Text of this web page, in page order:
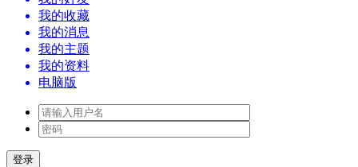
我的收藏
我的消息
我的主题
我的资料
电脑版
登录